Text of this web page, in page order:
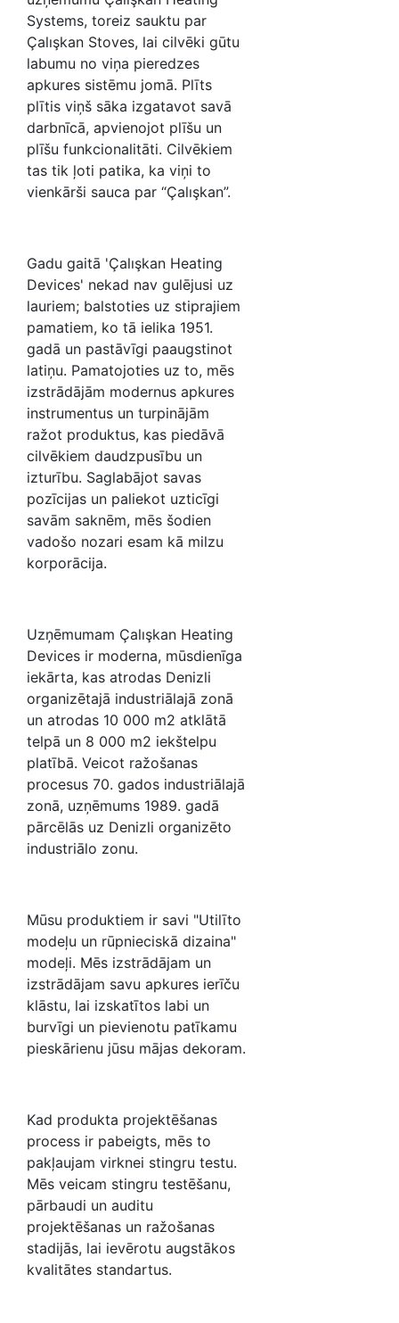
Systems, toreiz sauktu par
Çalışkan Stoves, lai cilvēki gūtu
labumu no viņa pieredzes
apkures sistēmu jomā. Plīts
plītis viņš sāka izgatavot savā
darbnīcā, apvienojot plīšu un
plīšu funkcionalitāti. Cilvēkiem
tas tik ļoti patika, ka viņi to
vienkārši sauca par “Çalışkan”.
Gadu gaitā 'Çalışkan Heating
Devices' nekad nav gulējusi uz
lauriem; balstoties uz stiprajiem
pamatiem, ko tā ielika 1951.
gadā un pastāvīgi paaugstinot
latiņu. Pamatojoties uz to, mēs
izstrādājām modernus apkures
instrumentus un turpinājām
ražot produktus, kas piedāvā
cilvēkiem daudzpusību un
izturību. Saglabājot savas
pozīcijas un paliekot uzticīgi
savām saknēm, mēs šodien
vadošo nozari esam kā milzu
korporācija.
Uzņēmumam Çalışkan Heating
Devices ir moderna, mūsdienīga
iekārta, kas atrodas Denizli
organizētajā industriālajā zonā
un atrodas 10 000 m2 atklātā
telpā un 8 000 m2 iekštelpu
platībā. Veicot ražošanas
procesus 70. gados industriālajā
zonā, uzņēmums 1989. gadā
pārcēlās uz Denizli organizēto
industriālo zonu.
Mūsu produktiem ir savi "Utilīto
modeļu un rūpnieciskā dizaina"
modeļi. Mēs izstrādājam un
izstrādājam savu apkures ierīču
klāstu, lai izskatītos labi un
burvīgi un pievienotu patīkamu
pieskārienu jūsu mājas dekoram.
Kad produkta projektēšanas
process ir pabeigts, mēs to
pakļaujam virknei stingru testu.
Mēs veicam stingru testēšanu,
pārbaudi un auditu
projektēšanas un ražošanas
stadijās, lai ievērotu augstākos
kvalitātes standartus.